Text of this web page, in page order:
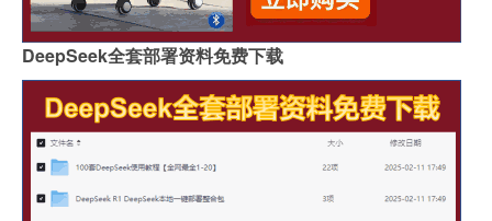
DeepSeek全套部署资料免费下载